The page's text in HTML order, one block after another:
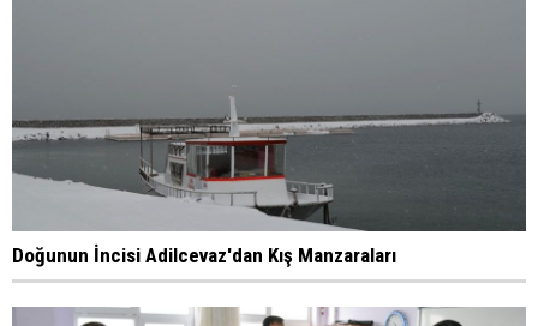
Doğunun İncisi Adilcevaz'dan Kış Manzaraları